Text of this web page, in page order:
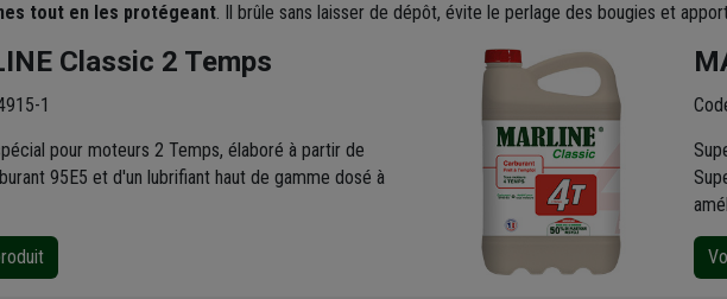
tout en les protégeant. Il brûle sans laisser de dépôt, évite le perlage des bougies et
Classic 2 Temps
1
pour moteurs 2 Temps, élaboré à partir de
95E5 et d'un lubrifiant haut de gamme dosé à